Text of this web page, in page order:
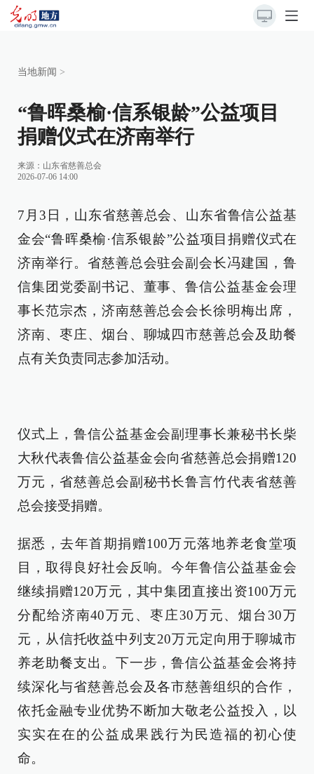
当地新闻 >
“鲁晖桑榆·信系银龄”公益项目
捐赠仪式在济南举行
来源： 山东省慈善总会
2026-07-06 14:00
7月3日，山东省慈善总会、山东省鲁信公益基
金会“鲁晖桑榆·信系银龄”公益项目捐赠仪式在
济南举行。省慈善总会驻会副会长冯建国，鲁
信集团党委副书记、董事、鲁信公益基金会理
事长范宗杰，济南慈善总会会长徐明梅出席，
济南、枣庄、烟台、聊城四市慈善总会及助餐
点有关负责同志参加活动。
仪式上，鲁信公益基金会副理事长兼秘书长柴
大秋代表鲁信公益基金会向省慈善总会捐赠120
万元，省慈善总会副秘书长鲁言竹代表省慈善
总会接受捐赠。
据悉，去年首期捐赠100万元落地养老食堂项
目，取得良好社会反响。今年鲁信公益基金会
继续捐赠120万元，其中集团直接出资100万元
分配给济南40万元、枣庄30万元、烟台30万
元，从信托收益中列支20万元定向用于聊城市
养老助餐支出。下一步，鲁信公益基金会将持
续深化与省慈善总会及各市慈善组织的合作，
依托金融专业优势不断加大敬老公益投入，以
实实在在的公益成果践行为民造福的初心使
命。